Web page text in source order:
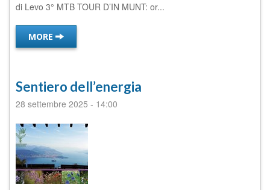
di Levo 3° MTB TOUR D’IN MUNT: or...
MORE
Sentiero dell’energia
28 settembre 2025 - 14:00